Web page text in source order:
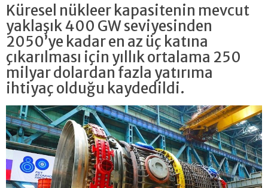
Küresel nükleer kapasitenin mevcut
yaklaşık 400 GW seviyesinden
2050’ye kadar en az üç katına
çıkarılması için yıllık ortalama 250
milyar dolardan fazla yatırıma
ihtiyaç olduğu kaydedildi.